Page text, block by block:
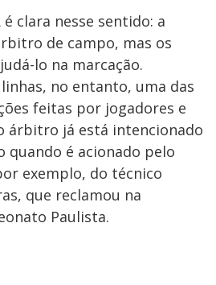
clara nesse sentido: a
de campo, mas os
lo na marcação.
no entanto, uma das
feitas por jogadores e
árbitro já está intencionado
quando é acionado pelo
exemplo, do técnico
que reclamou na
Paulista.